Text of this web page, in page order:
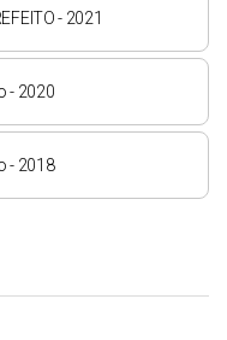
- 2021
- 2020
- 2018